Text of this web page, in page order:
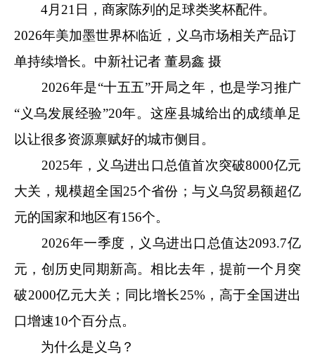
4月21日，商家陈列的足球类奖杯配件。
2026年美加墨世界杯临近，义乌市场相关产品订
单持续增长。 中新社记者 董易鑫 摄
2026年是“十五五”开局之年，也是学习推广
“义乌发展经验”20年。这座县城给出的成绩单足
以让很多资源禀赋好的城市侧目。
2025年，义乌进出口总值首次突破8000亿元
大关，规模超全国25个省份；与义乌贸易额超亿
元的国家和地区有156个。
2026年一季度，义乌进出口总值达2093.7亿
元，创历史同期新高。相比去年，提前一个月突
破2000亿元大关；同比增长25%，高于全国进出
口增速10个百分点。
为什么是义乌？